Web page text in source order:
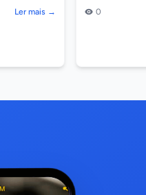
Ler mais →
0